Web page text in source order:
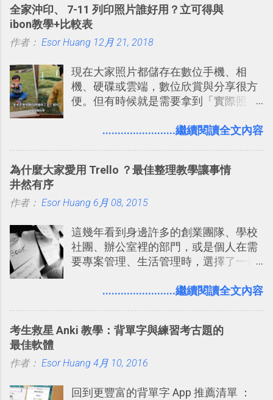
的軟體則讓同事可以在任何地方和公司
保持聯繫。 如果你需要中文版的同類平
台，可以參考： JANDI 高效率團隊通訊
戶 。 2017/3 新增 ： Sortd for Slack：
改造 Slack 討論串介面變成專案任務排
程看板
線，對商務需求來說可以打造出一張一
張資料地圖（例如我之前在製作一本新
書時建立的「 台灣推薦空拍地點地圖
規劃自助旅行路線！ Google 「我的地
圖」在規劃自助旅行路線時可以解決許
多問題： 國外地點名稱地址常常難懂，
稱。 在規劃路線之外，自訂地圖還能補
時帶來好心情，二方面事後就是最好的
享合作，讓彼此都能在手機上查看這次
全家沖印、 7-11 列印照片誰好用？立可得與
ibon教學+比較表
作者： Esor Huang 12月 21, 2018
現在大家照片都儲存在數位手機、相
機、硬碟或雲端，數位欣賞與分享很方
便。但有時候就是需要拿到「實際照
要製作家庭相框 用照片來當小禮物 把照
片？而且最好能不花時間、立即拿到、
（或是沒有好的印表機），又不想跑照
提供了印照片的服務 ，而且價格不貴，
可以立即拿到，操作流程也十分簡單。
之前我在電腦玩物分享過：「 不需買印
方便教學 」。這篇文章則從印照片出
........................繼續閱讀全文內容
為什麼大家愛用 Trello ？最佳整理教學讓事情
井然有序
作者： Esor Huang 6月 08, 2015
這幾年看到身邊許多的創業團隊、學校
社團、辦公室裡的部門，或是個人在需
要專案管理、生活管理時，選擇了一個
一個什麼樣的管理工具，讓這麼多人都
念」的管理教學文章： 把 Evernote 當
Google Drive 變身 Trello ！幫雲端硬碟
著 Trello ，卻還沒有在電腦玩物上寫過
........................繼續閱讀全文內容
考生救星 Anki 教學：背單字與練習考古題的
最佳軟體
作者： Esor Huang 4月 10, 2016
回到更豐富的背單字 App 推薦清單 ：